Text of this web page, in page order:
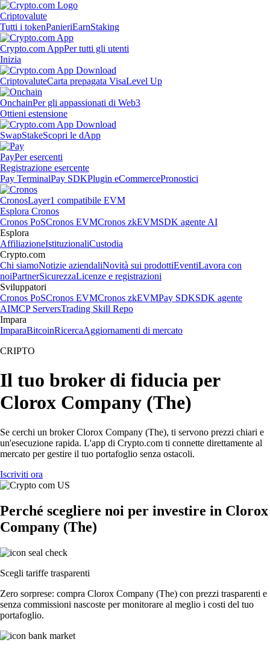
Criptovalute
Tutti i tokenPanieriEarnStaking
Crypto.com AppPer tutti gli utenti
Inizia
CriptovaluteCarta prepagata VisaLevel Up
OnchainPer gli appassionati di Web3
Ottieni estensione
SwapStakeScopri le dApp
PayPer esercenti
Registrazione esercente
Pay TerminalPay SDKPlugin eCommercePronostici
CronosLayer1 compatibile EVM
Esplora Cronos
Cronos PoSCronos EVMCronos zkEVMSDK agente AI
Esplora
AffiliazioneIstituzionaliCustodia
Crypto.com
Chi siamoNotizie aziendaliNovità sui prodottiEventiLavora con
noiPartnerSicurezzaLicenze e registrazioni
Sviluppatori
Cronos PoSCronos EVMCronos zkEVMPay SDKSDK agente
AIMCP ServersTrading Skill Repo
Impara
ImparaBitcoinRicercaAggiornamenti di mercato
CRIPTO
Il tuo broker di fiducia per
Clorox Company (The)
Se cerchi un broker Clorox Company (The), ti servono prezzi chiari e
un'esecuzione rapida. L'app di Crypto.com ti connette direttamente al
mercato per gestire il tuo portafoglio senza ostacoli.
Iscriviti ora
Perché scegliere noi per investire in Clorox
Company (The)
Scegli tariffe trasparenti
Zero sorprese: compra Clorox Company (The) con prezzi trasparenti e
senza commissioni nascoste per monitorare al meglio i costi del tuo
portafoglio.